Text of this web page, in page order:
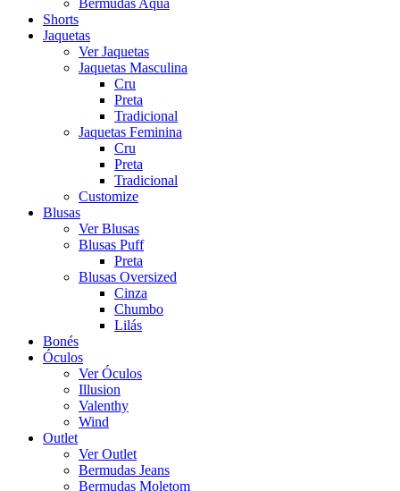
Bermudas Aqua
Shorts
Jaquetas
Ver Jaquetas
Jaquetas Masculina
Cru
Preta
Tradicional
Jaquetas Feminina
Cru
Preta
Tradicional
Customize
Blusas
Ver Blusas
Blusas Puff
Preta
Blusas Oversized
Cinza
Chumbo
Lilás
Bonés
Óculos
Ver Óculos
Illusion
Valenthy
Wind
Outlet
Ver Outlet
Bermudas Jeans
Bermudas Moletom